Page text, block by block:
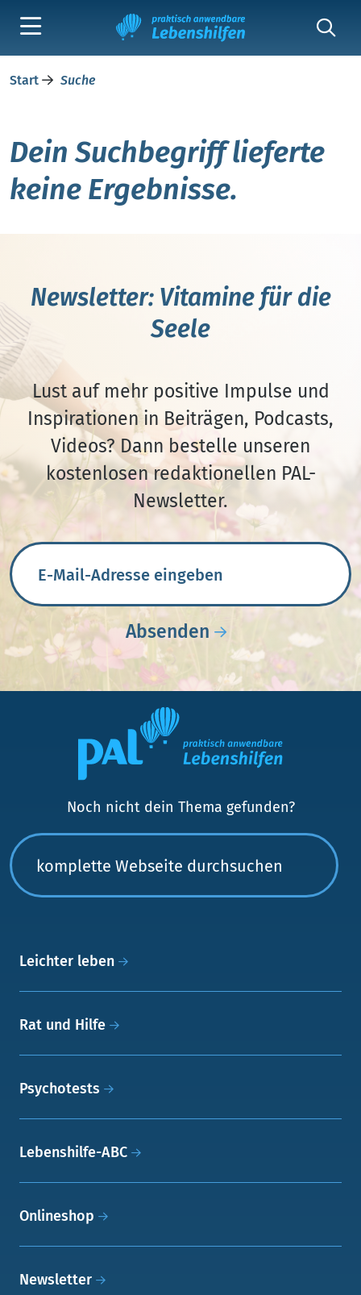
Start Suche
Dein Suchbegriff lieferte
keine Ergebnisse.
Newsletter: Vitamine für die
Seele
Lust auf mehr positive Impulse und
Inspirationen in Beiträgen, Podcasts,
Videos? Dann bestelle unseren
kostenlosen redaktionellen PAL-
Newsletter.
E-Mail-Adresse
Absenden
Noch nicht dein Thema gefunden?
Leichter leben
Rat und Hilfe
Psychotests
Lebenshilfe-ABC
Onlineshop
Newsletter